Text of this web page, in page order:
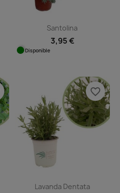
Santolina
3,95 €
Disponible
Lavanda Dentata
favorite_border